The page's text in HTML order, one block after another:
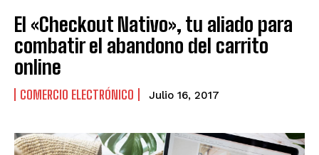
El «Checkout Nativo», tu aliado para
combatir el abandono del carrito
online
COMERCIO ELECTRÓNICO Julio 16, 2017